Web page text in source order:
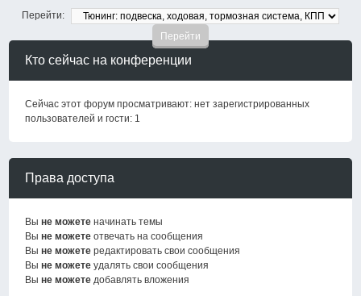
Перейти:
Кто сейчас на конференции
Сейчас этот форум просматривают: нет зарегистрированных
пользователей и гости: 1
Права доступа
Выне можете начинать темы
Выне можете отвечать на сообщения
Выне можете редактировать свои сообщения
Выне можете удалять свои сообщения
Выне можете добавлять вложения